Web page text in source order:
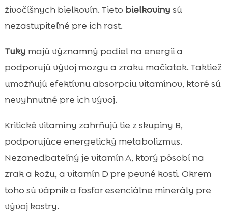
živočíšnych bielkovín. Tieto bielkoviny sú
nezastupiteľné pre ich rast.
Tuky majú významný podiel na energii a
podporujú vývoj mozgu a zraku mačiatok. Taktiež
umožňujú efektívnu absorpciu vitamínov, ktoré sú
nevyhnutné pre ich vývoj.
Kritické vitamíny zahrňujú tie z skupiny B,
podporujúce energetický metabolizmus.
Nezanedbateľný je vitamín A, ktorý pôsobí na
zrak a kožu, a vitamín D pre pevné kosti. Okrem
toho sú vápnik a fosfor esenciálne minerály pre
vývoj kostry.